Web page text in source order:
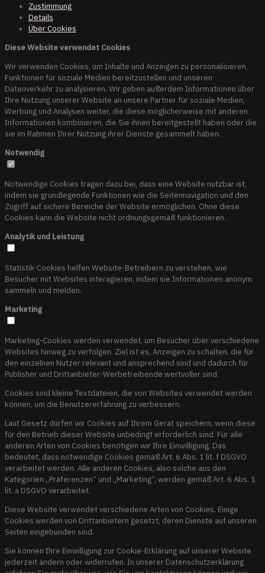
Zustimmung
Details
ÜberCookies
Diese Website verwendet Cookies
Wir verwenden Cookies, um Inhalte und Anzeigen zu personalisieren,
Funktionen für soziale Medien bereitzustellen und unseren
Datenverkehr zu analysieren. Wir geben außerdem Informationen über
Ihre Nutzung unserer Website an unsere Partner für soziale Medien,
Werbung und Analysen weiter, die diese möglicherweise mit anderen
Informationen kombinieren, die Sie ihnen bereitgestellt haben oder die
sie im Rahmen Ihrer Nutzung ihrer Dienste gesammelt haben.
Notwendig
Notwendige Cookies tragen dazu bei, dass eine Website nutzbar ist,
indem sie grundlegende Funktionen wie die Seitennavigation und den
Zugriff auf sichere Bereiche der Website ermöglichen. Ohne diese
Cookies kann die Website nicht ordnungsgemäß funktionieren.
Analytik und Leistung
Statistik-Cookies helfen Website-Betreibern zu verstehen, wie
Besucher mit Websites interagieren, indem sie Informationen anonym
sammeln und melden.
Marketing
Marketing-Cookies werden verwendet, um Besucher über verschiedene
Websites hinweg zu verfolgen. Ziel ist es, Anzeigen zu schalten, die für
den einzelnen Nutzer relevant und ansprechend sind und dadurch für
Publisher und Drittanbieter-Werbetreibende wertvoller sind.
Cookies sind kleine Textdateien, die von Websites verwendet werden
können, um die Benutzererfahrung zu verbessern.
Laut Gesetz dürfen wir Cookies auf Ihrem Gerät speichern, wenn diese
für den Betrieb dieser Website unbedingt erforderlich sind. Für alle
anderen Arten von Cookies benötigen wir Ihre Einwilligung. Das
bedeutet, dass notwendige Cookies gemäß Art. 6 Abs. 1 lit. f DSGVO
verarbeitet werden. Alle anderen Cookies, also solche aus den
Kategorien „Präferenzen“ und „Marketing“, werden gemäß Art. 6 Abs. 1
lit. a DSGVO verarbeitet.
Diese Website verwendet verschiedene Arten von Cookies. Einige
Cookies werden von Drittanbietern gesetzt, deren Dienste auf unseren
Seiten eingebunden sind.
Sie können Ihre Einwilligung zur Cookie-Erklärung auf unserer Website
jederzeit ändern oder widerrufen. In unserer Datenschutzerklärung